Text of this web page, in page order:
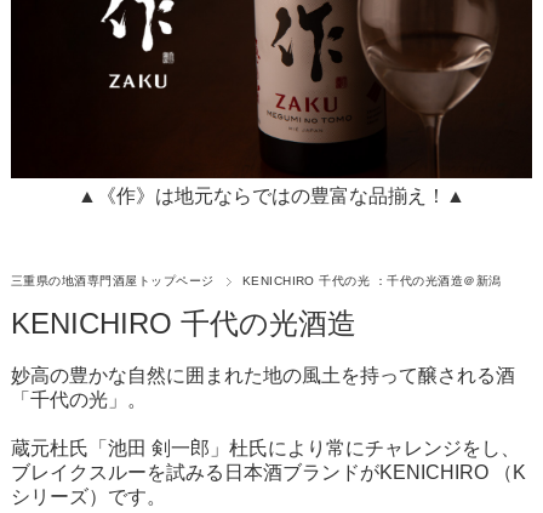
▲《作》は地元ならではの豊富な品揃え！▲
三重県の地酒専門酒屋トップページ KENICHIRO 千代の光 ：千代の光酒造＠新潟
KENICHIRO 千代の光酒造
妙高の豊かな自然に囲まれた地の風土を持って醸される酒
「 千代の光」。
蔵元杜氏「 池田 剣一郎 」杜氏により常にチャレンジをし、
ブレイクスルーを試みる日本酒ブランドがKENICHIRO （K
シリーズ） です。